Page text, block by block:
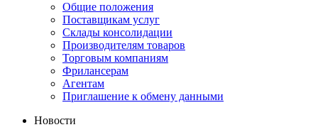
Общие положения
Поставщикам услуг
Склады консолидации
Производителям товаров
Торговым компаниям
Фрилансерам
Агентам
Приглашение к обмену данными
Новости